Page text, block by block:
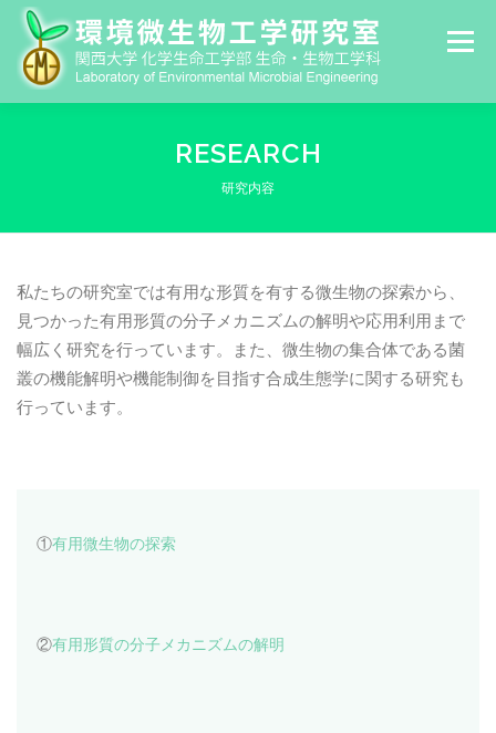
メニュー
ARCHIVE
RESEARCH
研究内容
私たちの研究室では有用な形質を有する微生物の探索から、
見つかった有用形質の分子メカニズムの解明や応用利用まで
幅広く研究を行っています。また、微生物の集合体である菌
叢の機能解明や機能制御を目指す合成生態学に関する研究も
行っています。
①有用微生物の探索
②有用形質の分子メカニズムの解明